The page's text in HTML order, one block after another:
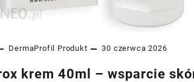
DermaProfil Produkt 30 czerwca 2026
krem 40ml – wsparcie